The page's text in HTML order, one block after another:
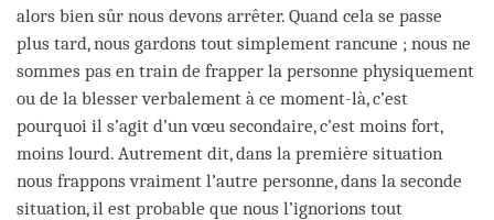
alors bien sûr nous devons arrêter. Quand cela se passe
plus tard, nous gardons tout simplement rancune ; nous ne
sommes pas en train de frapper la personne physiquement
ou de la blesser verbalement à ce moment-là, c’est
pourquoi il s’agit d’un vœu secondaire, c’est moins fort,
moins lourd. Autrement dit, dans la première situation
nous frappons vraiment l’autre personne, dans la seconde
situation, il est probable que nous l’ignorions tout